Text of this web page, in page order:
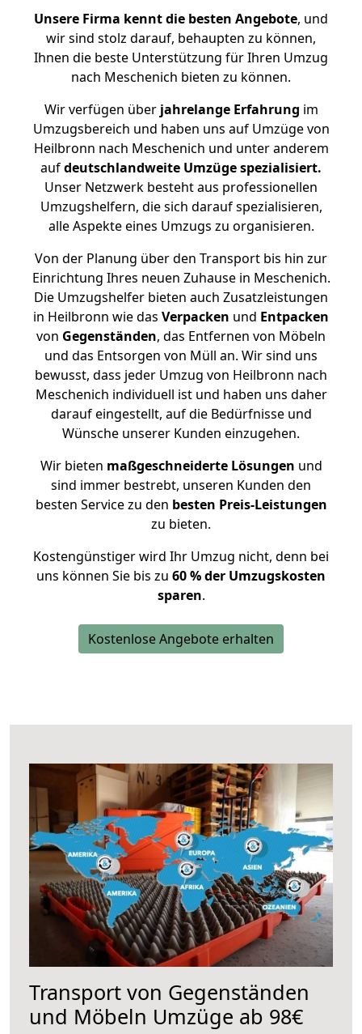
Unsere Firma kennt die besten Angebote, und
wir sind stolz darauf, behaupten zu können,
Ihnen die beste Unterstützung für Ihren Umzug
nach Meschenich bieten zu können.
Wir verfügen überjahrelange Erfahrung im
Umzugsbereich und haben uns auf Umzüge von
Heilbronn nach Meschenich und unter anderem
aufdeutschlandweite Umzüge spezialisiert.
Unser Netzwerk besteht aus professionellen
Umzugshelfern, die sich darauf spezialisieren,
alle Aspekte eines Umzugs zu organisieren.
Von der Planung über den Transport bis hin zur
Einrichtung Ihres neuen Zuhause in Meschenich.
Die Umzugshelfer bieten auch Zusatzleistungen
in Heilbronn wie das Verpacken und Entpacken
von Gegenständen, das Entfernen von Möbeln
und das Entsorgen von Müll an. Wir sind uns
bewusst, dass jeder Umzug von Heilbronn nach
Meschenich individuell ist und haben uns daher
darauf eingestellt, auf die Bedürfnisse und
Wünsche unserer Kunden einzugehen.
Wir bieten maßgeschneiderte Lösungen und
sind immer bestrebt, unseren Kunden den
besten Service zu den besten Preis-Leistungen
zu bieten.
Kostengünstiger wird Ihr Umzug nicht, denn bei
uns können Sie bis zu 60 % der Umzugskosten
sparen.
Kostenlose Angebote erhalten
Transport von Gegenständen
und Möbeln Umzüge ab 98€